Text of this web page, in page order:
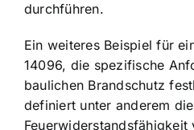
durchführen.
Ein weiteres Beispiel für
14096, die spezifische
baulichen Brandschutz
definiert unter anderem
Feuerwiderstandsfähigkeit